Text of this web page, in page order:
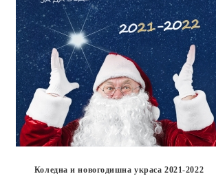
Коледна и новогодишна украса 2021-2022